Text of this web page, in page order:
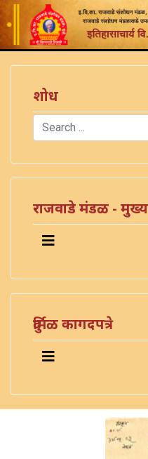
शोध
Search
राजवाडे मंडळ -
दुर्मिळ कागदपत्रे